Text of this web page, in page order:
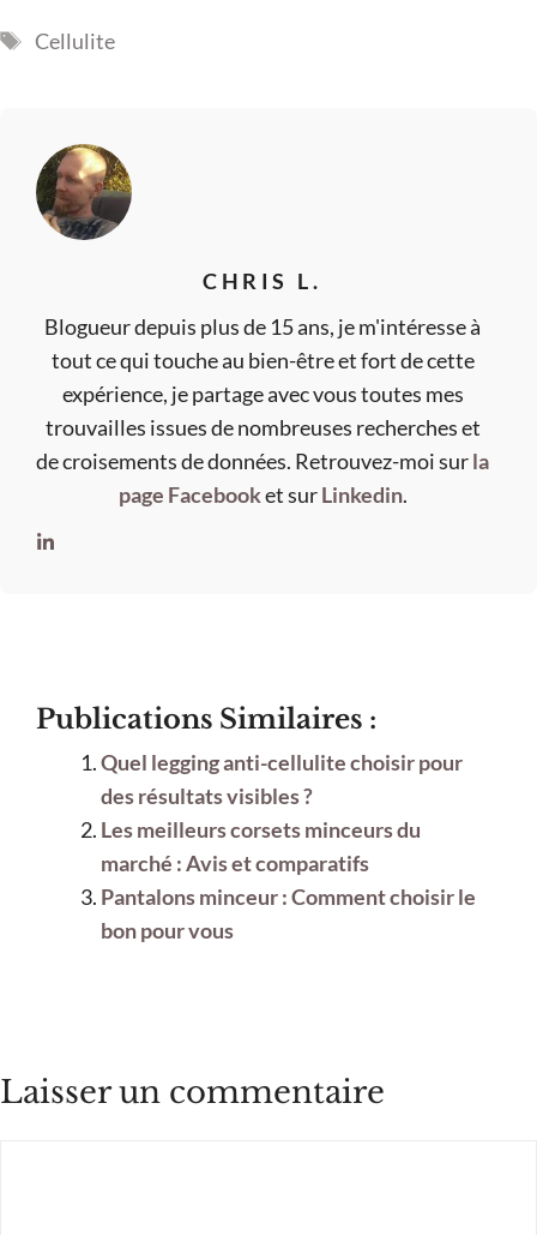
Étiquettes
Cellulite
CHRIS L.
Blogueur depuis plus de 15 ans, je m'intéresse à
tout ce qui touche au bien-être et fort de cette
expérience, je partage avec vous toutes mes
trouvailles issues de nombreuses recherches et
de croisements de données. Retrouvez-moi surla
page Facebooket surLinkedin.
Publications Similaires :
Quel legging anti-cellulite choisir pour
des résultats visibles ?
Les meilleurs corsets minceurs du
marché : Avis et comparatifs
Pantalons minceur : Comment choisir le
bon pour vous
Laisser un commentaire